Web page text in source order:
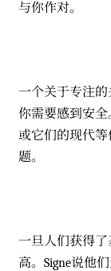
与你作对。
一个关于专注的
你需要感到安
或它们的现代
题。
一旦人们获得
高。Signe说他